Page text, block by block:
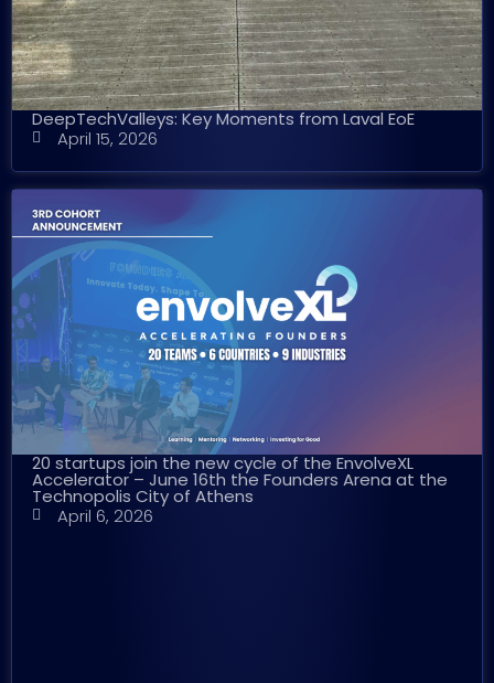
DeepTechValleys: Key Moments from Laval EoE
April 15, 2026
20 startups join the new cycle of the EnvolveXL
Accelerator – June 16th the Founders Arena at the
Technopolis City of Athens
April 6, 2026